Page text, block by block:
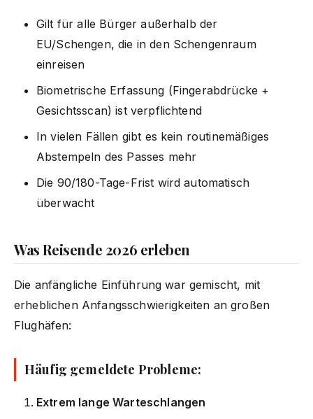
Gilt für alle Bürger außerhalb der
EU/Schengen, die in den Schengenraum
einreisen
Biometrische Erfassung (Fingerabdrücke +
Gesichtsscan) ist verpflichtend
In vielen Fällen gibt es kein routinemäßiges
Abstempeln des Passes mehr
Die 90/180-Tage-Frist wird automatisch
überwacht
Was Reisende 2026 erleben
Die anfängliche Einführung war gemischt, mit
erheblichen Anfangsschwierigkeiten an großen
Flughäfen:
Häufig gemeldete Probleme:
Extrem lange Warteschlangen